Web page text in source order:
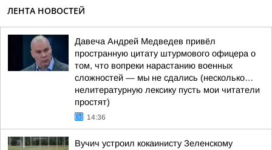
ЛЕНТА НОВОСТЕЙ
Давеча Андрей Медведев привёл
пространную цитату штурмового офицера о
том, что вопреки нарастанию военных
сложностей — мы не сдались (несколько…
нелитературную лексику пусть мои читатели
простят)
14:36
Вучич устроил кокаинисту Зеленскому